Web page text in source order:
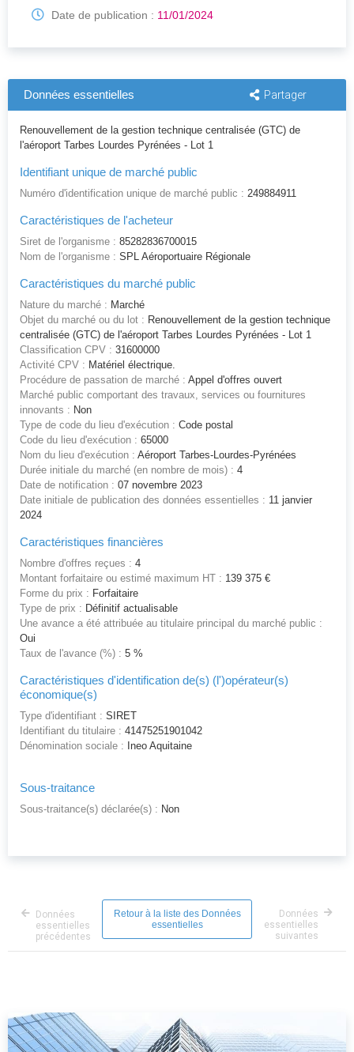
Date de publication : 11/01/2024
Données essentielles Partager
Renouvellement de la gestion technique centralisée (GTC) de
l'aéroport Tarbes Lourdes Pyrénées - Lot 1
Identifiant unique de marché public
Numéro d'identification unique de marché public : 249884911
Caractéristiques de l'acheteur
Siret de l'organisme : 85282836700015
Nom de l'organisme : SPL Aéroportuaire Régionale
Caractéristiques du marché public
Nature du marché : Marché
Objet du marché ou du lot : Renouvellement de la gestion technique
centralisée (GTC) de l'aéroport Tarbes Lourdes Pyrénées - Lot 1
Classification CPV : 31600000
Activité CPV : Matériel électrique.
Procédure de passation de marché : Appel d'offres ouvert
Marché public comportant des travaux, services ou fournitures
innovants : Non
Type de code du lieu d'exécution : Code postal
Code du lieu d'exécution : 65000
Nom du lieu d'exécution : Aéroport Tarbes-Lourdes-Pyrénées
Durée initiale du marché (en nombre de mois) : 4
Date de notification : 07 novembre 2023
Date initiale de publication des données essentielles : 11 janvier
2024
Caractéristiques financières
Nombre d'offres reçues : 4
Montant forfaitaire ou estimé maximum HT : 139 375 €
Forme du prix : Forfaitaire
Type de prix : Définitif actualisable
Une avance a été attribuée au titulaire principal du marché public :
Oui
Taux de l'avance (%) : 5 %
Caractéristiques d'identification de(s) (l')opérateur(s)
économique(s)
Type d'identifiant : SIRET
Identifiant du titulaire : 41475251901042
Dénomination sociale : Ineo Aquitaine
Sous-traitance
Sous-traitance(s) déclarée(s) : Non
Données
essentielles
précédentes
Retour à la liste des Données
essentielles
Données
essentielles
suivantes